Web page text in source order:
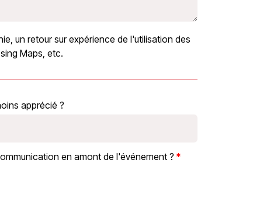
un retour sur expérience de l'utilisation des
Maps, etc.
apprécié ?
en amont de l'événement ?